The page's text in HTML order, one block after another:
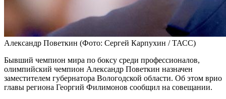
Александр Поветкин (Фото: Сергей Карпухин / ТАСС)
Бывший чемпион мира по боксу среди профессионалов,
олимпийский чемпион Александр Поветкин назначен
заместителем губернатора Вологодской области. Об этом врио
главы региона Георгий Филимонов сообщил на совещании.